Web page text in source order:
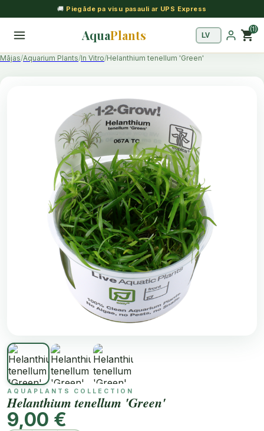
🚚 Piegāde pa visu pasauli ar UPS Express
AquaPlants shopping_cart(1)
Mājas Aquarium Plants In Vitro Helanthium tenellum 'Green'
AQUAPLANTS COLLECTION
Helanthium tenellum 'Green'
9,00 €